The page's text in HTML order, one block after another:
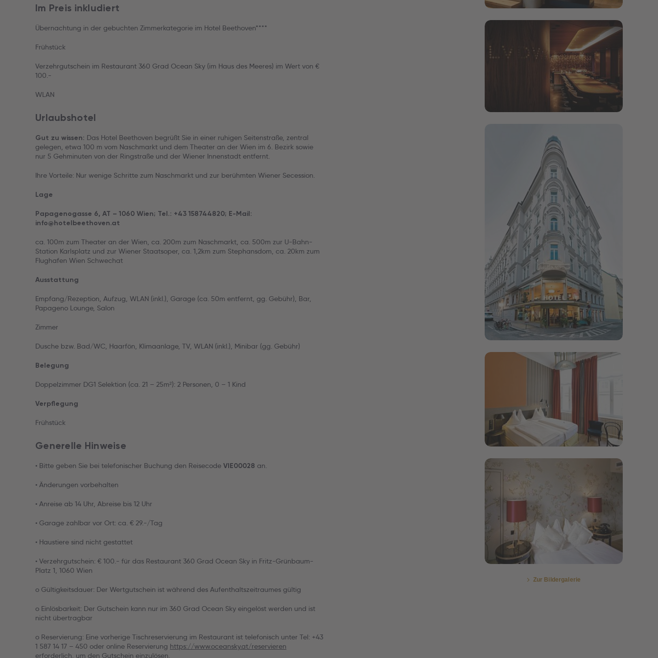
Im Preis inkludiert
Übernachtung in der gebuchten Zimmerkategorie im Hotel Beethoven****
Frühstück
Verzehrgutschein im Restaurant 360 Grad Ocean Sky (im Haus des Meeres) im Wert von €
100.-
WLAN
Urlaubshotel
Gut zu wissen: Das Hotel Beethoven begrüßt Sie in einer ruhigen Seitenstraße, zentral
gelegen, etwa 100 m vom Naschmarkt und dem Theater an der Wien im 6. Bezirk sowie
nur 5 Gehminuten von der Ringstraße und der Wiener Innenstadt entfernt.
Ihre Vorteile: Nur wenige Schritte zum Naschmarkt und zur berühmten Wiener Secession.
Lage
Papagenogasse 6, AT – 1060 Wien; Tel.: +43 158744820; E-Mail:
info@hotelbeethoven.at
ca. 100m zum Theater an der Wien, ca. 200m zum Naschmarkt, ca. 500m zur U-Bahn-
Station Karlsplatz und zur Wiener Staatsoper, ca. 1,2km zum Stephansdom, ca. 20km zum
Flughafen Wien Schwechat
Ausstattung
Empfang/Rezeption, Aufzug, WLAN (inkl.), Garage (ca. 50m entfernt, gg. Gebühr), Bar,
Papageno Lounge, Salon
Zimmer
Dusche bzw. Bad/WC, Haarfön, Klimaanlage, TV, WLAN (inkl.), Minibar (gg. Gebühr)
Belegung
Doppelzimmer DG1 Selektion (ca. 21 – 25m²): 2 Personen, 0 – 1 Kind
Verpflegung
Frühstück
Generelle Hinweise
• Bitte geben Sie bei telefonischer Buchung den Reisecode VIE00028 an.
• Änderungen vorbehalten
• Anreise ab 14 Uhr, Abreise bis 12 Uhr
• Garage zahlbar vor Ort: ca. € 29.-/Tag
• Haustiere sind nicht gestattet
• Verzehrgutschein: € 100.- für das Restaurant 360 Grad Ocean Sky in Fritz-Grünbaum-
Platz 1, 1060 Wien
o Gültigkeitsdauer: Der Wertgutschein ist während des Aufenthaltszeitraumes gültig
o Einlösbarkeit: Der Gutschein kann nur im 360 Grad Ocean Sky eingelöst werden und ist
nicht übertragbar
o Reservierung: Eine vorherige Tischreservierung im Restaurant ist telefonisch unter Tel: +43
1 587 14 17 – 450 oder online Reservierung https://www.oceansky.at/reservieren
erforderlich, um den Gutschein einzulösen.
Bildergalerie öffnen
Bildergalerie öffnen
Bildergalerie öffnen
Bildergalerie öffnen
Zur Bildergalerie